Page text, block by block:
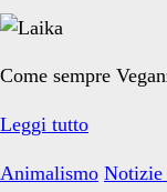
cani</
Come sempre
Leggi tuttoCara
non
Animalismo Notizie